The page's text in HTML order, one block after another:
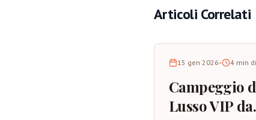
Articoli Correlati
15 gen 2026• 4 min
Campeggio
Lusso VIP da